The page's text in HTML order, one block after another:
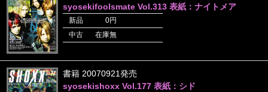
syosekifoolsmate Vol.313 表紙：ナイトメア
新品
0円
中古
在庫無
書籍 20070921発売
syosekishoxx Vol.177 表紙：シド